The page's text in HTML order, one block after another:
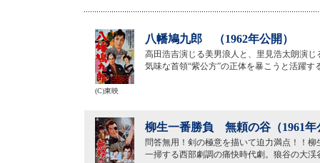
八幡鳩九郎 （1962年公開）
高田浩吉演じる美男浪人と、里見浩太朗演
気味な首領“紫公方”の正体を暴こうと活躍す
(C)東映
柳生一番勝負 無頼の谷（1961年
問答無用！剣の極意を描いて迫力満点！！
一掃する西部劇調の痛快時代劇。狼谷の大